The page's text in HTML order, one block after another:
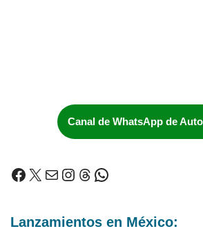
Canal de WhatsApp de
Lanzamientos en México: